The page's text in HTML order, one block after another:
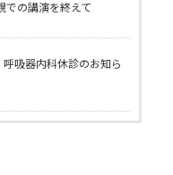
での講演を終えて
吸器内科休診のお知ら